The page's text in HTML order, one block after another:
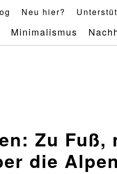
Neu hier?
Minimalismus
Zu
die Alpen